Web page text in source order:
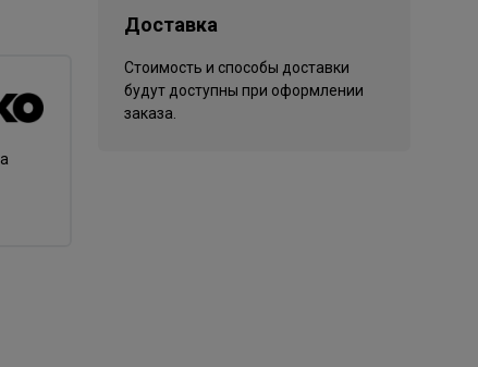
Доставка
Стоимость и способы доставки
будут доступны при оформлении
заказа.